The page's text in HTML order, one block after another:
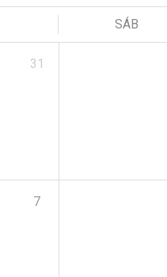
SÁB
31
7